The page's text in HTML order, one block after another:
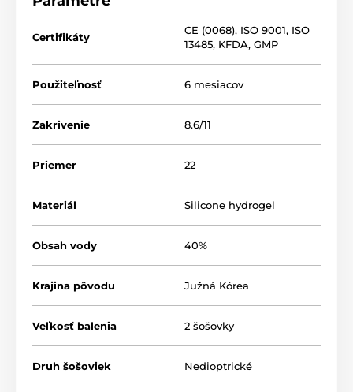
Certifikáty
CE (0068), ISO 9001, ISO
13485, KFDA, GMP
Použiteľnosť 6 mesiacov
Zakrivenie 8.6/11
Priemer 22
Materiál Silicone hydrogel
Obsah vody 40%
Krajina pôvodu Južná Kórea
Veľkosť balenia 2 šošovky
Druh šošoviek Nedioptrické